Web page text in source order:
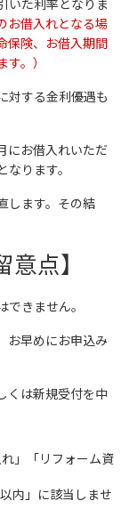
いた利率となりま
お借入れとなる場
保険、お借入期間
。）
対する金利優遇も
にお借入れいただ
ります。
します。その結
意点】
きません。
お早めにお申込み
くは新規受付を中
」「リフォーム資
内」に該当しませ